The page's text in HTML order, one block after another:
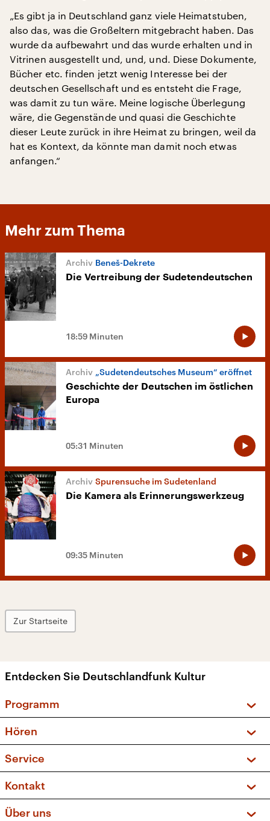
„Es gibt ja in Deutschland ganz viele Heimatstuben,
also das, was die Großeltern mitgebracht haben. Das
wurde da aufbewahrt und das wurde erhalten und in
Vitrinen ausgestellt und, und, und. Diese Dokumente,
Bücher etc. finden jetzt wenig Interesse bei der
deutschen Gesellschaft und es entsteht die Frage,
was damit zu tun wäre. Meine logische Überlegung
wäre, die Gegenstände und quasi die Geschichte
dieser Leute zurück in ihre Heimat zu bringen, weil da
hat es Kontext, da könnte man damit noch etwas
anfangen.“
Mehr zum Thema
Beneš-Dekrete
Die Vertreibung der Sudetendeutschen
18:59 Minuten
„Sudetendeutsches Museum“ eröffnet
Geschichte der Deutschen im östlichen
Europa
05:31 Minuten
Spurensuche im Sudetenland
Die Kamera als Erinnerungswerkzeug
09:35 Minuten
Zur Startseite
Entdecken Sie Deutschlandfunk Kultur
Programm
Sendungen und Podcasts
Musikliste
Kakadu – Das Kinderprogramm
Hören
Frequenzen (UKW + DAB+)
Service
FAQ
Apps
Kontakt
Über uns